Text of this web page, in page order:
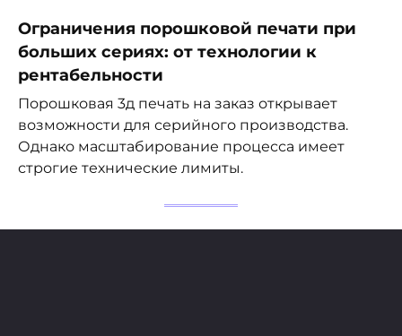
Ограничения порошковой печати при
больших сериях: от технологии к
рентабельности
Порошковая 3д печать на заказ открывает
возможности для серийного производства.
Однако масштабирование процесса имеет
строгие технические лимиты.